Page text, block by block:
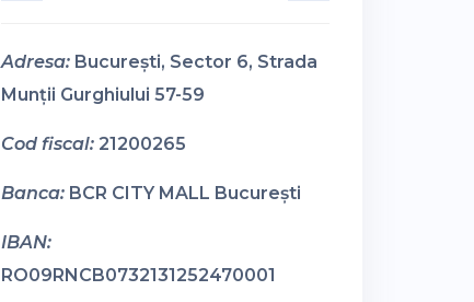
Adresa: București, Sector 6, Strada
Munții Gurghiului 57-59
Cod fiscal: 21200265
Banca: BCR CITY MALL București
IBAN:
RO09RNCB0732131252470001